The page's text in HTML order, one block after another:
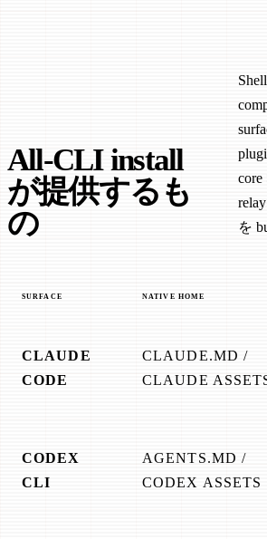
All-CLI install
が提供するも
の
core
を
SURFACE NATIVE HOME
CLAUDE
CODE
CLAUDE.MD /
CLAUDE
CODEX
CLI
AGENTS.MD /
CODEX ASSETS